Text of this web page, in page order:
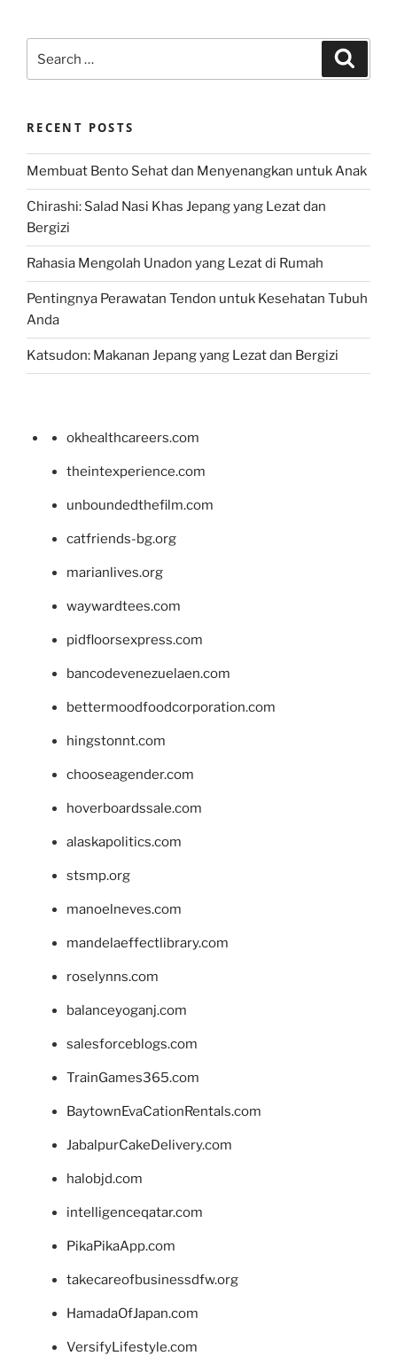
for:
RECENT POSTS
Membuat Bento Sehat dan Menyenangkan untuk Anak
Chirashi: Salad Nasi Khas Jepang yang Lezat dan
Bergizi
Rahasia Mengolah Unadon yang Lezat di Rumah
Pentingnya Perawatan Tendon untuk Kesehatan Tubuh
Anda
Katsudon: Makanan Jepang yang Lezat dan Bergizi
okhealthcareers.com
theintexperience.com
unboundedthefilm.com
catfriends-bg.org
marianlives.org
waywardtees.com
pidfloorsexpress.com
bancodevenezuelaen.com
bettermoodfoodcorporation.com
hingstonnt.com
chooseagender.com
hoverboardssale.com
alaskapolitics.com
stsmp.org
manoelneves.com
mandelaeffectlibrary.com
roselynns.com
balanceyoganj.com
salesforceblogs.com
TrainGames365.com
BaytownEvaCationRentals.com
JabalpurCakeDelivery.com
halobjd.com
intelligenceqatar.com
PikaPikaApp.com
takecareofbusinessdfw.org
HamadaOfJapan.com
VersifyLifestyle.com